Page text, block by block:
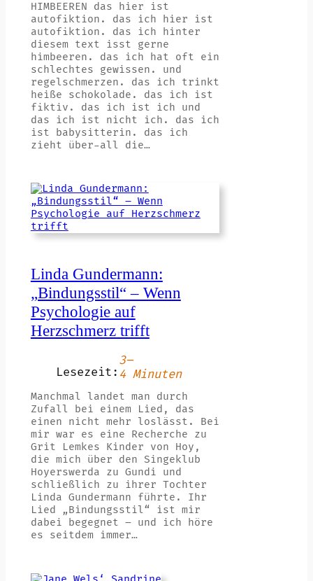
HIMBEEREN das hier ist
autofiktion. das ich hier ist
autofiktion. das ich hinter
diesem text isst gerne
himbeeren. das ich hat oft ein
schlechtes gewissen. und
regelschmerzen. das ich trinkt
heiße schokolade. das ich ist
fiktiv. das ich ist ich und
das ich ist nicht ich. das ich
ist babysitterin. das ich
zieht über-all die…
Linda Gundermann:
„Bindungsstil“ – Wenn
Psychologie auf
Herzschmerz trifft
Lesezeit:
3–
4 Minuten
Manchmal landet man durch
Zufall bei einem Lied, das
einen nicht mehr loslässt. Bei
mir war es eine Recherche zu
Grit Lemkes Kinder von Hoy,
die mich über den Singeklub
Hoyerswerda zu Gundi und
schließlich zu ihrer Tochter
Linda Gundermann führte. Ihr
Lied „Bindungsstil“ ist mir
dabei begegnet – und ich höre
es seitdem immer…